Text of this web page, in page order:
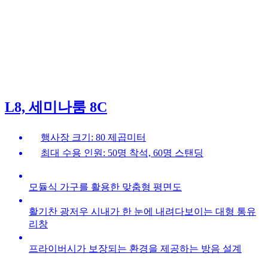
L8, 세미나룸 8C
행사장 크기: 80 제곱미터
최대 수용 인원: 50명 착석, 60명 스탠딩
모듈식 가구를 활용한 맞춤형 평면도
활기찬 광저우 시내가 한 눈에 내려다보이는 대형 통유
리창
프라이버시가 보장되는 환경을 제공하는 방음 설계